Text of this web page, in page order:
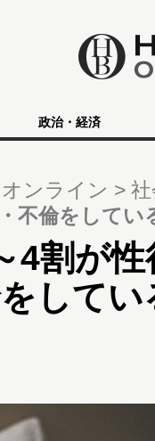
政治・経済
ンライン
不倫をしてい
4割が
して